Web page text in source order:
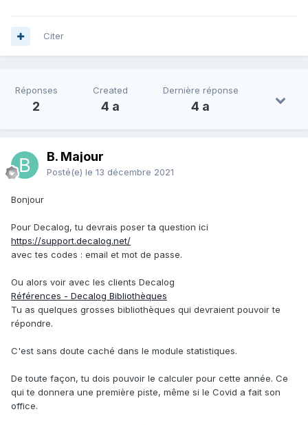
Citer
Réponses
2
Created
4 a
Dernière réponse
4 a
B. Majour
Posté(e) le 13 décembre 2021
Bonjour
Pour Decalog, tu devrais poser ta question ici
https://support.decalog.net/
avec tes codes : email et mot de passe.
Ou alors voir avec les clients Decalog
Références - Decalog Bibliothèques
Tu as quelques grosses bibliothèques qui devraient pouvoir te
répondre.
C'est sans doute caché dans le module statistiques.
De toute façon, tu dois pouvoir le calculer pour cette année. Ce
qui te donnera une première piste, même si le Covid a fait son
office.